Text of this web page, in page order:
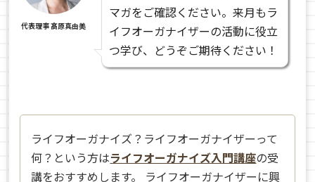
代表理事 髙原真由美
マガをご確認ください。来月もラ
イフオーガナイザーの活動に役立
つ学び、どうぞご期待ください！
ライフオーガナイズ？ライフオーガナイザーって
何？という方はライフオーガナイズ入門講座の受
講をおすすめします。 ライフオーガナイザーに興